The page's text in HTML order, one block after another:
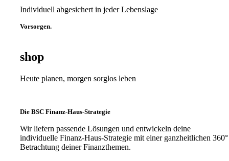
Individuell abgesichert in jeder Lebenslage
Vorsorgen.
shop
Heute planen, morgen sorglos leben
Die BSC Finanz-Haus-Strategie
Wir liefern passende Lösungen und entwickeln deine
individuelle Finanz-Haus-Strategie mit einer ganzheitlichen 360°
Betrachtung deiner Finanzthemen.